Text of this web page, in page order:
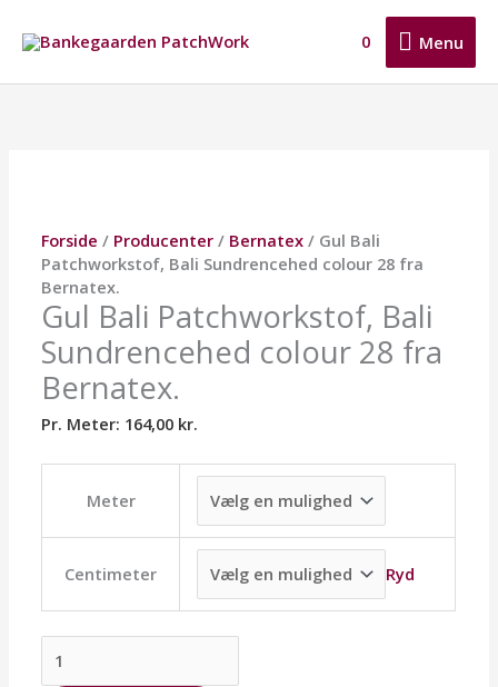
indholdet
Menu
Menu
0
Forside / Producenter / Bernatex / Gul Bali
Patchworkstof, Bali Sundrencehed colour 28 fra
Bernatex.
Gul Bali Patchworkstof, Bali
Sundrencehed colour 28 fra
Bernatex.
Pr. Meter: 164,00 kr.
Meter
Centimeter Ryd
28
fra
Bernatex.
antal
kan
vælges
varesiden
kan
vælges
varesiden
kan
vælges
varesiden